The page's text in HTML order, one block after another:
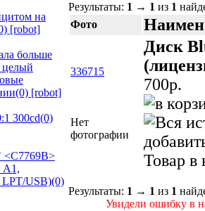
на
[robot]
больше
целый
[robot]
300cd(0)
<C7769B>
A1,
LPT/USB)(0)
Результаты: 1 → 1 из 1
Фото
336715
Нет
фотографии
Диск
700p.
Товар в
Результаты: 1 → 1 из 1
Увидели ошибку в